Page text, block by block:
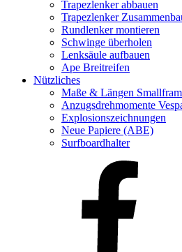
Trapezlenker abbauen
Trapezlenker
Rundlenker montieren
Schwinge überholen
Lenksäule aufbauen
Ape Breitreifen
Nützliches
Maße & Längen
Anzugsdrehmomente
Explosionszeichnungen
Neue Papiere (ABE)
Surfboardhalter